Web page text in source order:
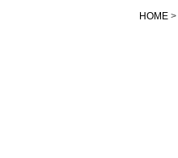
HOME